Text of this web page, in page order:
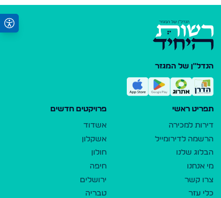
הנדל"ן של המגזר
תפריט ראשי
דירות למכירה
הרשמה לדירומייל
הבלוג שלנו
מי אנחנו
צרו קשר
כלי עזר
פרויקטים חדשים
אשדוד
אשקלון
חולון
חיפה
ירושלים
טבריה